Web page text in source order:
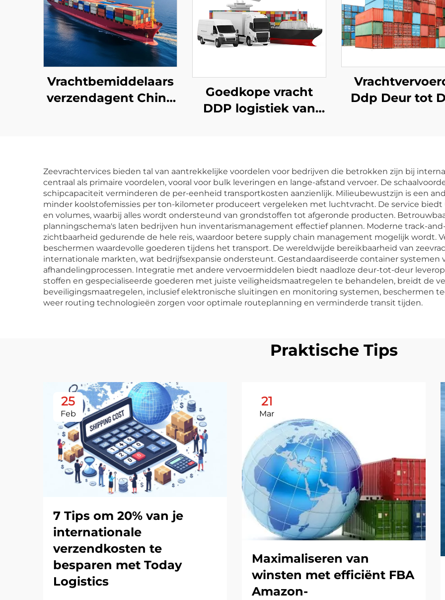
Vrachtbemiddelaars
verzendagent China
kosten
Goedkope vracht
DDP logistiek van
Portugal UPS DHL
Express verzending
agent
Ddp Deur tot
Zeevrachtervices bieden tal van aantrekkelijke voordelen voor bedrijven die betrokken zijn bij
centraal als primaire voordelen, vooral voor bulk leveringen en lange-afstand vervoer. De
schipcapaciteit verminderen de per-eenheid transportkosten aanzienlijk. Milieubewustzijn is een
minder koolstofemissies per ton-kilometer produceert vergeleken met luchtvracht. De service
en volumes, waarbij alles wordt ondersteund van grondstoffen tot afgeronde producten.
planningschema's laten bedrijven hun inventarismanagement effectief plannen. Moderne track-
zichtbaarheid gedurende de hele reis, waardoor betere supply chain management mogelijk wordt.
beschermen waardevolle goederen tijdens het transport. De wereldwijde bereikbaarheid van
internationale markten, wat bedrijfsexpansie ondersteunt. Gestandaardiseerde container
afhandelingprocessen. Integratie met andere vervoermiddelen biedt naadloze deur-tot-deur
stoffen en gespecialiseerde goederen met juiste veiligheidsmaatregelen te behandelen, breidt de
beveiligingsmaatregelen, inclusief elektronische sluitingen en monitoring systemen, beschermen
weer routing technologieën zorgen voor optimale routeplanning en verminderde transit tijden.
Praktische Tips
25
Feb
7 Tips om 20% van je
internationale
verzendkosten te
besparen met Today
Logistics
21
Mar
Maximaliseren van
winsten met efficiënt FBA
Amazon-